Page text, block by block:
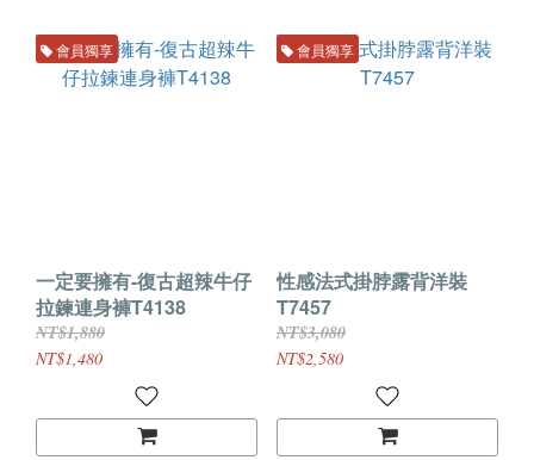
會員獨享
一定要擁有-復古超辣牛仔
拉鍊連身褲T4138
NT$1,880
NT$1,480
會員獨享
性感法式掛脖露背洋裝
T7457
NT$3,080
NT$2,580